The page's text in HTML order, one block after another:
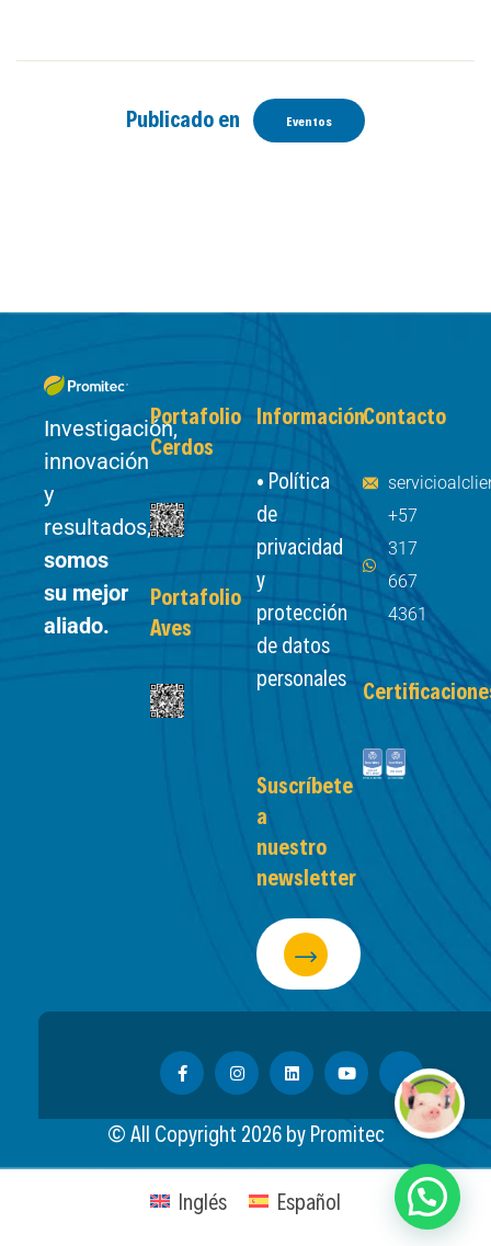
Publicado en Eventos
Investigación,
innovación
y
resultados,
somos
su mejor
aliado.
Portafolio
Cerdos
Portafolio
Aves
Información
• Política
de
privacidad
y
protección
de datos
personales
Suscríbete
a
nuestro
newsletter
Contacto
+57
317
667
4361
© All Copyright 2026by Promitec
Inglés Español